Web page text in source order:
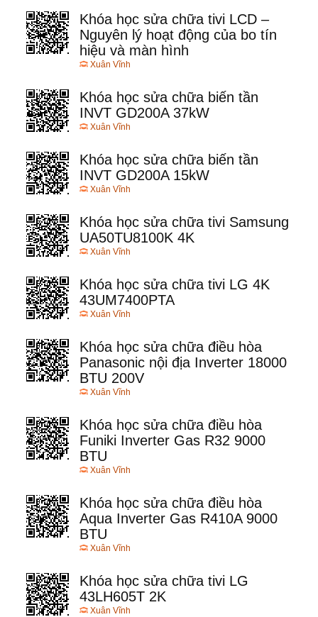
Khóa học sửa chữa tivi LCD –
Nguyên lý hoạt động của bo tín
hiệu và màn hình
Xuân Vĩnh
Khóa học sửa chữa biến tần
INVT GD200A 37kW
Xuân Vĩnh
Khóa học sửa chữa biến tần
INVT GD200A 15kW
Xuân Vĩnh
Khóa học sửa chữa tivi Samsung
UA50TU8100K 4K
Xuân Vĩnh
Khóa học sửa chữa tivi LG 4K
43UM7400PTA
Xuân Vĩnh
Khóa học sửa chữa điều hòa
Panasonic nội địa Inverter 18000
BTU 200V
Xuân Vĩnh
Khóa học sửa chữa điều hòa
Funiki Inverter Gas R32 9000
BTU
Xuân Vĩnh
Khóa học sửa chữa điều hòa
Aqua Inverter Gas R410A 9000
BTU
Xuân Vĩnh
Khóa học sửa chữa tivi LG
43LH605T 2K
Xuân Vĩnh